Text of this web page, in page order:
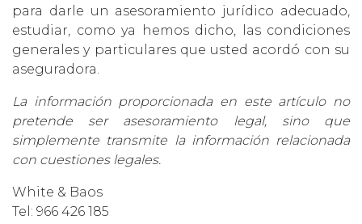
para darle un asesoramiento jurídico adecuado,
estudiar, como ya hemos dicho, las condiciones
generales y particulares que usted acordó con su
aseguradora.
La información proporcionada en este artículo no
pretende ser asesoramiento legal, sino que
simplemente transmite la información relacionada
con cuestiones legales.
White & Baos
Tel: 966 426 185